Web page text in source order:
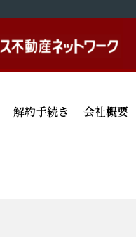
解約手続き 会社概要